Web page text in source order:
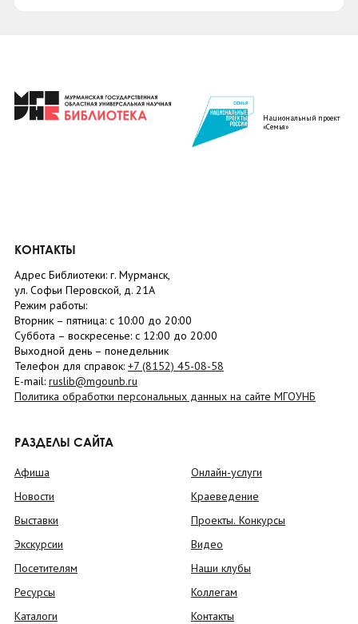
Национальный проект
«Семья»
КОНТАКТЫ
Адрес Библиотеки: г. Мурманск,
ул. Софьи Перовской, д. 21А
Режим работы:
Вторник – пятница: с 10:00 до 20:00
Суббота – воскресенье: c 12:00 до 20:00
Выходной день – понедельник
Телефон для справок: +7 (8152) 45-08-58
E-mail: ruslib@mgounb.ru
Политика обработки персональных данных на сайте МГОУНБ
РАЗДЕЛЫ САЙТА
Афиша
Новости
Выставки
Экскурсии
Посетителям
Ресурсы
Каталоги
Онлайн-услуги
Краеведение
Проекты. Конкурсы
Видео
Наши клубы
Коллегам
Контакты